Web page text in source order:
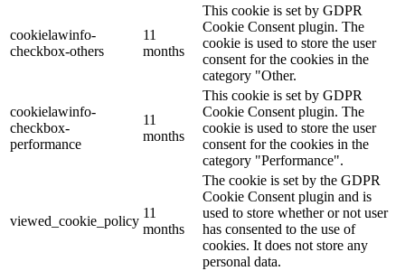
cookielawinfo-
checkbox-others
11
months
This cookie is set by GDPR
Cookie Consent plugin. The
cookie is used to store the user
consent for the cookies in the
category "Other.
cookielawinfo-
checkbox-
performance
11
months
This cookie is set by GDPR
Cookie Consent plugin. The
cookie is used to store the user
consent for the cookies in the
category "Performance".
viewed_cookie_policy
11
months
The cookie is set by the GDPR
Cookie Consent plugin and is
used to store whether or not user
has consented to the use of
cookies. It does not store any
personal data.